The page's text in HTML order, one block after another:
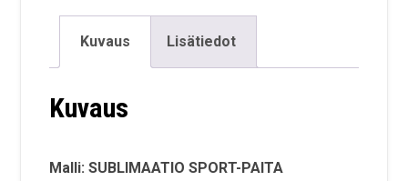
Kuvaus Lisätiedot
Kuvaus
Malli: SUBLIMAATIO SPORT-PAITA